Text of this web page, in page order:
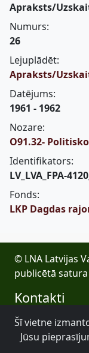
Apraksts/
Numurs:
26
Lejuplādēt:
Apraksts/
Datējums:
1961 - 1962
Nozare:
O91.32-
Identifikators:
LV_LVA_FPA-
Fonds:
LKP Dagdas
© LNA Latvijas
publicētā
Kontakti
E-pasts:
Tālrunis: +371
Bezdelīgu 1A,
Šī vietne
Jūsu